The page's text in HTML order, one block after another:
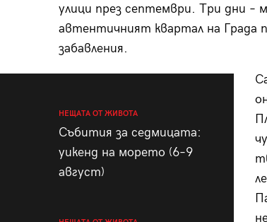
улици през септември. Три дни
автентичният квартал на Града
забавления.
НЕЩАТА ОТ ЖИВОТА
Събития за седмицата:
уикенд на морето (6–9
август)